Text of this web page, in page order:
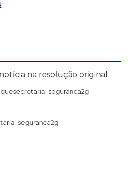
na resolução original